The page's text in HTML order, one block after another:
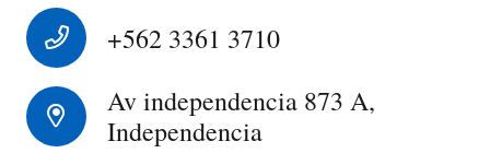
+562 3361 3710
Av independencia 873 A,
Independencia